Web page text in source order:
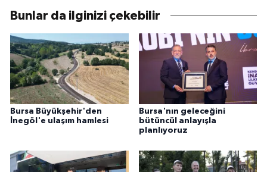
Bunlar da ilginizi çekebilir
Bursa Büyükşehir'den
İnegöl'e ulaşım hamlesi
Bursa'nın geleceğini
bütüncül anlayışla
planlıyoruz